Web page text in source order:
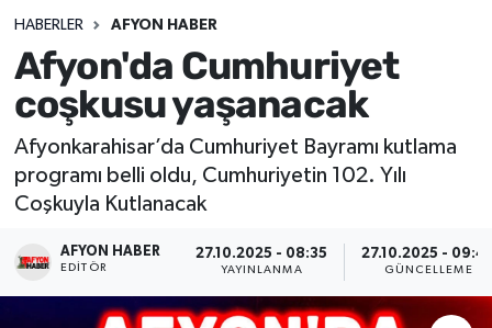
HABERLER AFYON HABER
Afyon'da Cumhuriyet
coşkusu yaşanacak
Afyonkarahisar’da Cumhuriyet Bayramı kutlama
programı belli oldu, Cumhuriyetin 102. Yılı
Coşkuyla Kutlanacak
AFYON HABER
EDITÖR
27.10.2025 - 08:35
YAYINLANMA
27.10.2025 -
GÜNCELLEME
Sağlık
Eğitim
Sivil Toplum